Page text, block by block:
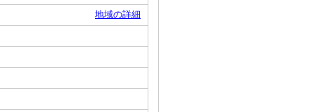
地域の詳細